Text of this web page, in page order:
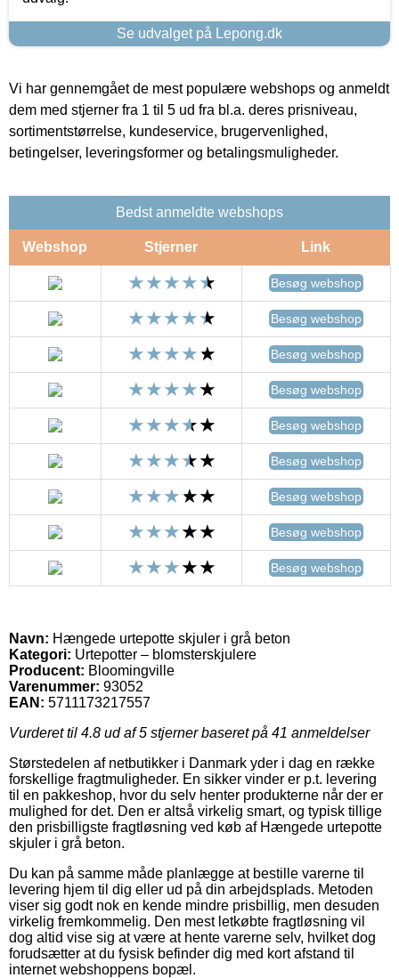
Se udvalget på Lepong.dk
Vi har gennemgået de mest populære webshops og anmeldt
dem med stjerner fra 1 til 5 ud fra bl.a. deres prisniveau,
sortimentstørrelse, kundeservice, brugervenlighed,
betingelser, leveringsformer og betalingsmuligheder.
Bedst anmeldte webshops
Webshop Stjerner Link
Besøg webshop
Besøg webshop
Besøg webshop
Besøg webshop
Besøg webshop
Besøg webshop
Besøg webshop
Besøg webshop
Besøg webshop
Navn: Hængede urtepotte skjuler i grå beton
Kategori: Urtepotter – blomsterskjulere
Producent: Bloomingville
Varenummer: 93052
EAN: 5711173217557
Vurderet til 4.8 ud af 5 stjerner baseret på 41 anmeldelser
Størstedelen af netbutikker i Danmark yder i dag en række
forskellige fragtmuligheder. En sikker vinder er p.t. levering
til en pakkeshop, hvor du selv henter produkterne når der er
mulighed for det. Den er altså virkelig smart, og typisk tillige
den prisbilligste fragtløsning ved køb af Hængede urtepotte
skjuler i grå beton.
Du kan på samme måde planlægge at bestille varerne til
levering hjem til dig eller ud på din arbejdsplads. Metoden
viser sig godt nok en kende mindre prisbillig, men desuden
virkelig fremkommelig. Den mest letkøbte fragtløsning vil
dog altid vise sig at være at hente varerne selv, hvilket dog
forudsætter at du fysisk befinder dig med kort afstand til
internet webshoppens bopæl.